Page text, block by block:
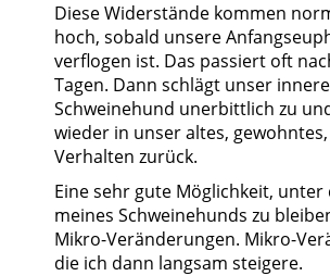
Diese Widerstände kommen
hoch, sobald unsere
verflogen ist. Das passiert oft
Tagen. Dann schlägt unser
Schweinehund unerbittlich zu
wieder in unser altes,
Verhalten zurück.
Eine sehr gute Möglichkeit, unter
meines Schweinehunds zu
Mikro-Veränderungen. Mikro-
die ich dann langsam steigere.